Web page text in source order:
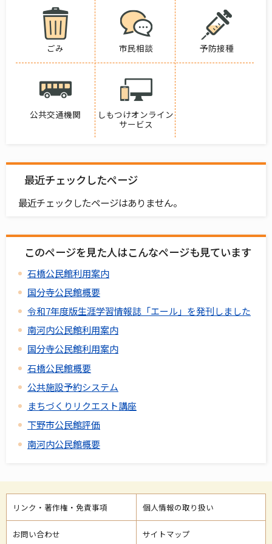
ごみ 市民相談 予防接種
公共交通機関
しもつけオンライン
サービス
最近チェックしたページ
最近チェックしたページはありません。
このページを見た人はこんなページも見ています
石橋公民館利用案内
国分寺公民館概要
令和7年度版生涯学習情報誌「エール」を発刊しました
南河内公民館利用案内
国分寺公民館利用案内
石橋公民館概要
公共施設予約システム
まちづくりリクエスト講座
下野市公民館評価
南河内公民館概要
リンク・著作権・免責事項 個人情報の取り扱い
お問い合わせ サイトマップ